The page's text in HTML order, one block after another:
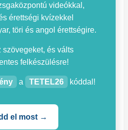
videókkal,
érettségi kvízekkel
töri és angol érettségire.
szövegeket, és válts
felkészülésre!
a TETEL26 kóddal!
el most →